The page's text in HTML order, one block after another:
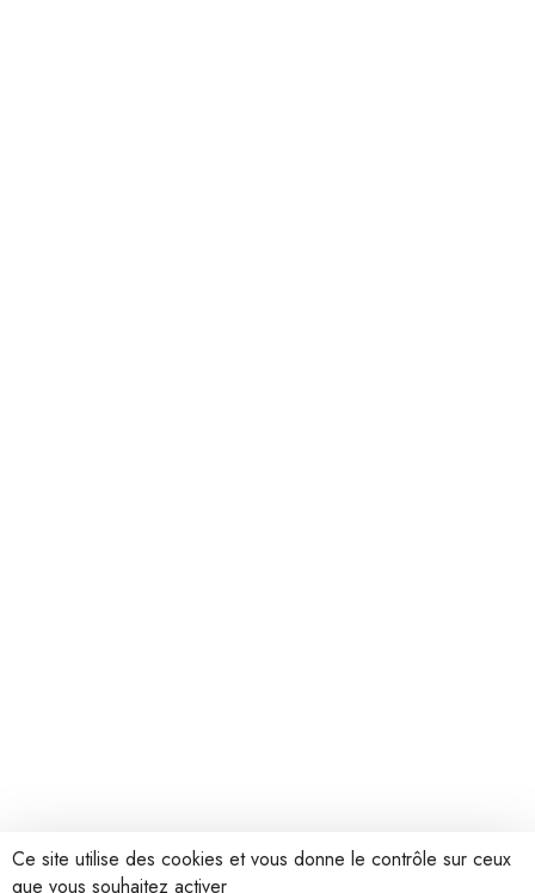
Ce site utilise des cookies et vous donne le contrôle sur ceux
que vous souhaitez activer